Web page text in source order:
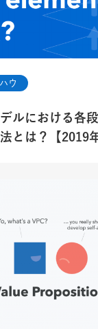
ウ
ルにおける各
とは？【2019